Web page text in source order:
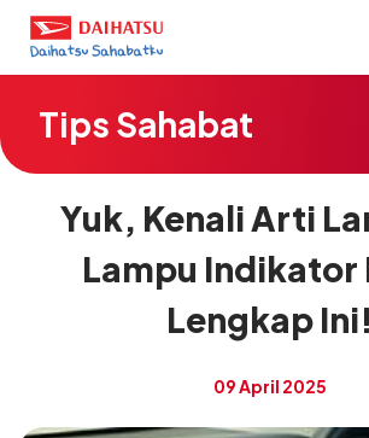
Tips Sahabat
Yuk, Kenali Arti
Lampu Indikator
Lengkap Ini!
09 April 2025